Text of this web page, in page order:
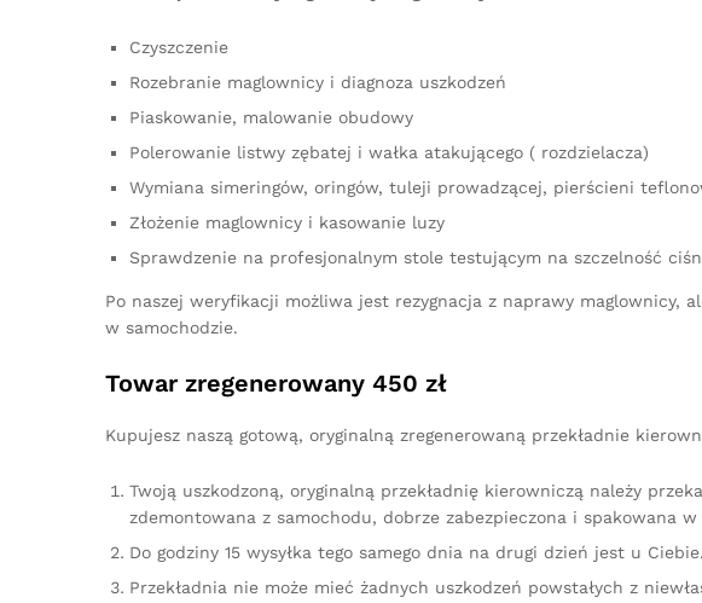
Czyszczenie
Rozebranie maglownicy i diagnoza uszkodzeń
Piaskowanie, malowanie obudowy
Polerowanie listwy zębatej i wałka atakującego ( rozdzielacza)
Wymiana simeringów, oringów, tuleji prowadzącej, pierścieni
Złożenie maglownicy i kasowanie luzy
Sprawdzenie na profesjonalnym stole testującym na szczelność
Po naszej weryfikacji możliwa jest rezygnacja z naprawy maglownicy,
w samochodzie.
Towar zregenerowany 450 zł
Kupujesz naszą gotową, oryginalną zregenerowaną przekładnie
Twoją uszkodzoną, oryginalną przekładnię kierowniczą należy
zdemontowana z samochodu, dobrze zabezpieczona i spakowana
Do godziny 15 wysyłka tego samego dnia na drugi dzień jest u Ciebie.
Przekładnia nie może mieć żadnych uszkodzeń powstałych z